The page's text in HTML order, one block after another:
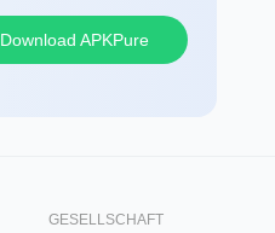
Download APKPure
GESELLSCHAFT